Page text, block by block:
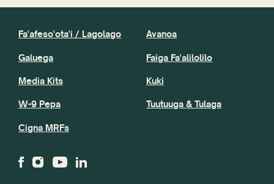
Fa'afeso'ota'i / Lagolago
Galuega
Media Kits
W-9 Pepa
Cigna MRFs
Avanoa
Faiga Fa'alilolilo
Kuki
Tuutuuga & Tulaga